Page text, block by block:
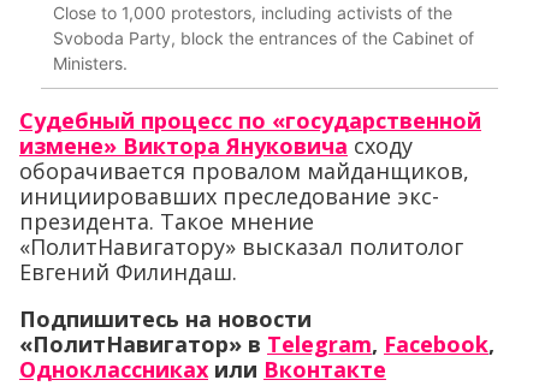
Close to 1,000 protestors, including activists of the
Svoboda Party, block the entrances of the Cabinet of
Ministers.
Судебный процесс по «государственной
измене» Виктора Януковича сходу
оборачивается провалом майданщиков,
инициировавших преследование экс-
президента. Такое мнение
«ПолитНавигатору» высказал политолог
Евгений Филиндаш.
Подпишитесь на новости
«ПолитНавигатор» в Telegram, Facebook,
Одноклассниках или Вконтакте